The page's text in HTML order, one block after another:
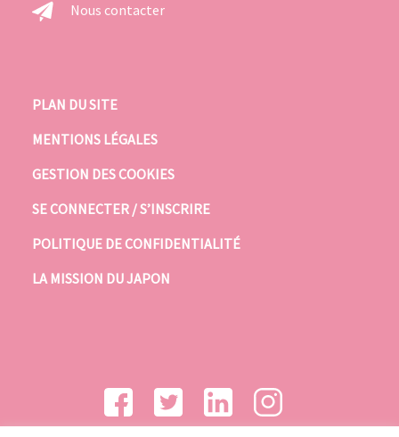
Nous contacter
PLAN DU SITE
MENTIONS LÉGALES
GESTION DES COOKIES
SE CONNECTER / S’INSCRIRE
POLITIQUE DE CONFIDENTIALITÉ
LA MISSION DU JAPON